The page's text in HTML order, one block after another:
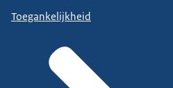
Toegankelijkheid